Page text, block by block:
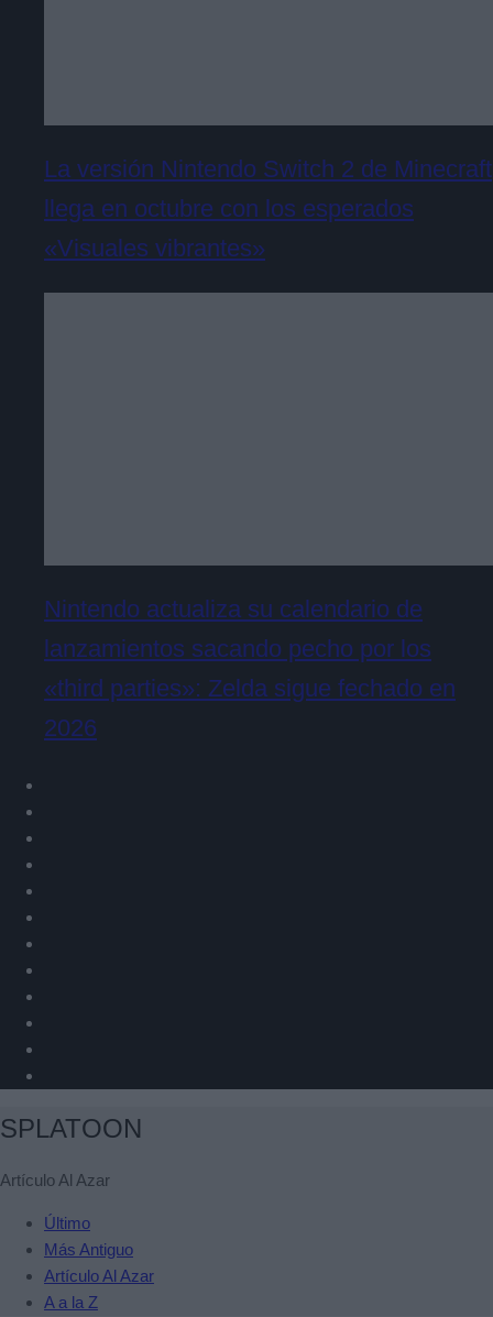
La versión Nintendo Switch 2 de Minecraft
llega en octubre con los esperados
«Visuales vibrantes»
Nintendo actualiza su calendario de
lanzamientos sacando pecho por los
«third parties»: Zelda sigue fechado en
2026
SPLATOON
Artículo Al Azar
Último
Más Antiguo
Artículo Al Azar
A a la Z